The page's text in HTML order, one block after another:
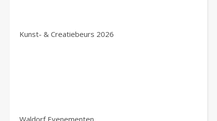
Kunst- & Creatiebeurs 2026
Waldorf Evenementen